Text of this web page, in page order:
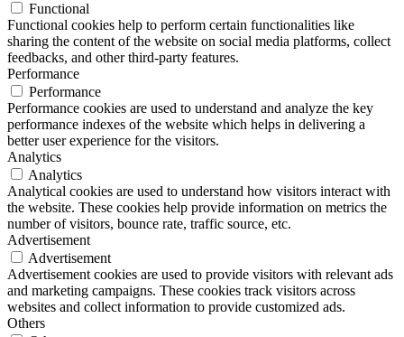
Functional
Functional cookies help to perform certain functionalities like
sharing the content of the website on social media platforms, collect
feedbacks, and other third-party features.
Performance
Performance
Performance cookies are used to understand and analyze the key
performance indexes of the website which helps in delivering a
better user experience for the visitors.
Analytics
Analytics
Analytical cookies are used to understand how visitors interact with
the website. These cookies help provide information on metrics the
number of visitors, bounce rate, traffic source, etc.
Advertisement
Advertisement
Advertisement cookies are used to provide visitors with relevant ads
and marketing campaigns. These cookies track visitors across
websites and collect information to provide customized ads.
Others